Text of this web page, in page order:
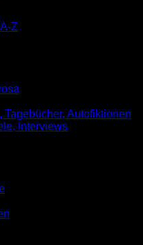
Z
Tagebücher, Autofiktionen
Interviews